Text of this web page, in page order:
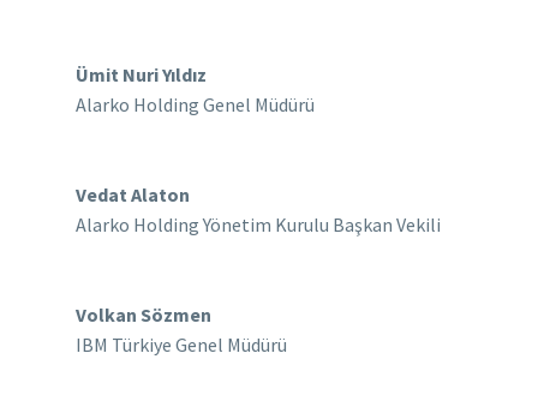
Ümit Nuri Yıldız
Alarko Holding Genel Müdürü
Vedat Alaton
Alarko Holding Yönetim Kurulu Başkan Vekili
Volkan Sözmen
IBM Türkiye Genel Müdürü